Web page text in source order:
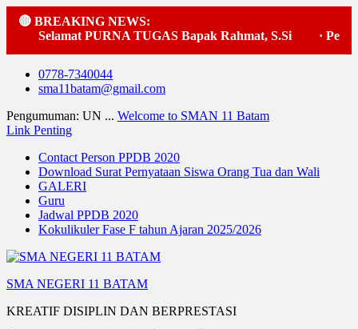
🔴 BREAKING NEWS:
Selamat PURNA TUGAS Bapak Rahmat, S.Si
Skip
0778-7340044
sma11batam@gmail.com
Pengumuman: UN ... Welcome to SMAN 11 Batam
Link Penting
Contact Person PPDB 2020
Download Surat Pernyataan Siswa Orang Tua dan Wali
GALERI
Guru
Jadwal PPDB 2020
Kokulikuler Fase F tahun Ajaran 2025/2026
SMA NEGERI 11 BATAM
KREATIF DISIPLIN DAN BERPRESTASI